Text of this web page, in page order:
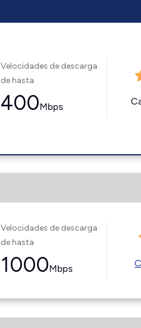
Velocidades de descarga
de hasta
400Mbps
Velocidades de descarga
de hasta
1000Mbps